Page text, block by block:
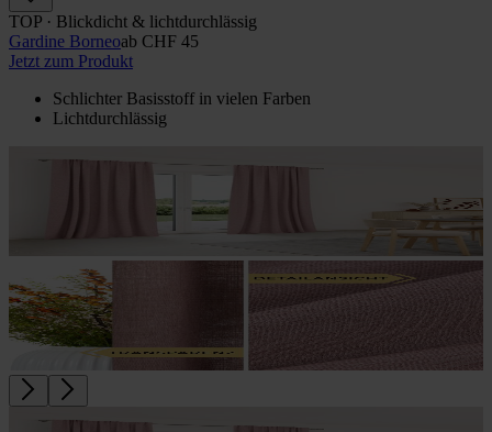
TOP · Blickdicht & lichtdurchlässig
Gardine Borneoab CHF 45
Jetzt zum Produkt
Schlichter Basisstoff in vielen Farben
Lichtdurchlässig